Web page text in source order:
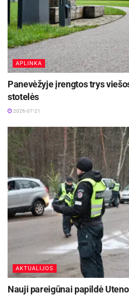
APLINKA
Panevėžyje įrengtos trys
stotelės
2026-07-21
AKTUALIJOS
Nauji pareigūnai papildė